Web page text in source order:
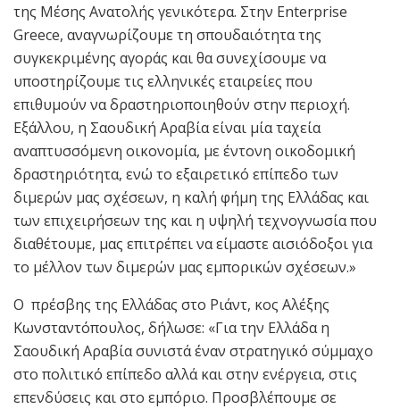
της Μέσης Ανατολής γενικότερα. Στην Enterprise
Greece, αναγνωρίζουμε τη σπουδαιότητα της
συγκεκριμένης αγοράς και θα συνεχίσουμε να
υποστηρίζουμε τις ελληνικές εταιρείες που
επιθυμούν να δραστηριοποιηθούν στην περιοχή.
Εξάλλου, η Σαουδική Αραβία είναι μία ταχεία
αναπτυσσόμενη οικονομία, με έντονη οικοδομική
δραστηριότητα, ενώ το εξαιρετικό επίπεδο των
διμερών μας σχέσεων, η καλή φήμη της Ελλάδας και
των επιχειρήσεων της και η υψηλή τεχνογνωσία που
διαθέτουμε, μας επιτρέπει να είμαστε αισιόδοξοι για
το μέλλον των διμερών μας εμπορικών σχέσεων.»
Ο πρέσβης της Ελλάδας στο Ριάντ, κος Αλέξης
Κωνσταντόπουλος, δήλωσε: «Για την Ελλάδα η
Σαουδική Αραβία συνιστά έναν στρατηγικό σύμμαχο
στο πολιτικό επίπεδο αλλά και στην ενέργεια, στις
επενδύσεις και στο εμπόριο. Προσβλέπουμε σε